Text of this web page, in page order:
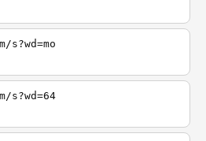
s?wd=64